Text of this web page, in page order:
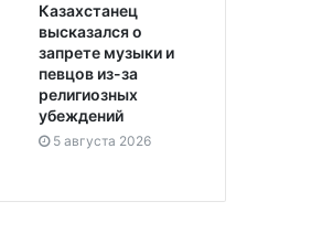
Казахстанец
высказался о
запрете музыки и
певцов из-за
религиозных
убеждений
5 августа 2026